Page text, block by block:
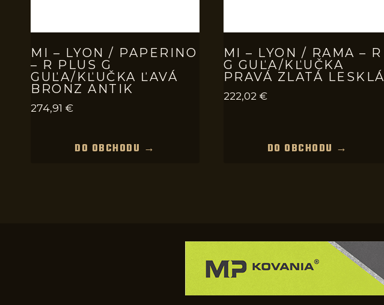
MI – LYON / PAPERINO
– R PLUS G
GUĽA/KĽUČKA ĽAVÁ
BRONZ ANTIK
274,91 €
DO OBCHODU →
MI – LYON / RAMA – R
G GUĽA/KĽUČKA
PRAVÁ ZLATÁ LESKLÁ
222,02 €
DO OBCHODU →